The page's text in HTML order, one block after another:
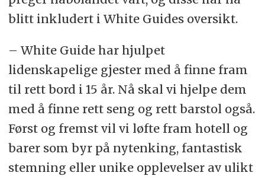
blitt inkludert i White Guides oversikt.
– White Guide har hjulpet
lidenskapelige gjester med å finne fram
til rett bord i 15 år. Nå skal vi hjelpe dem
med å finne rett seng og rett barstol også.
Først og fremst vil vi løfte fram hotell og
barer som byr på nytenking, fantastisk
stemning eller unike opplevelser av ulikt